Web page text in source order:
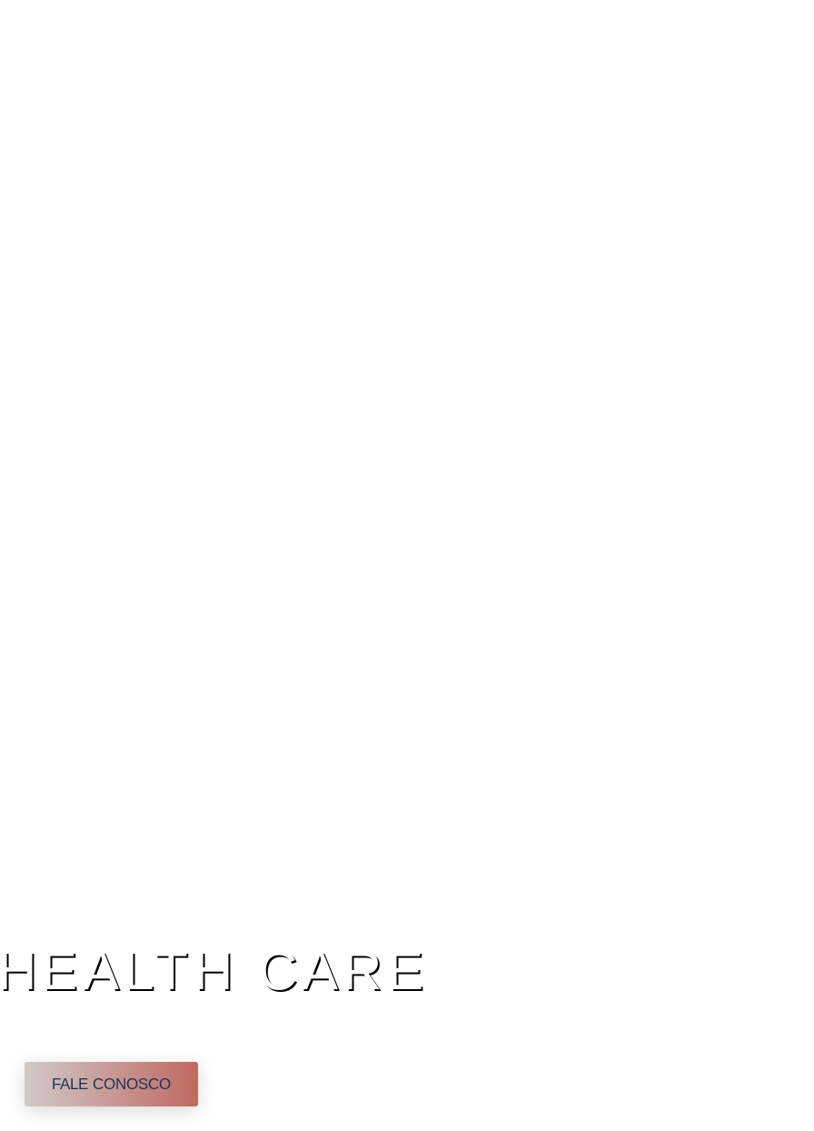
CARE
FALE CONOSCO